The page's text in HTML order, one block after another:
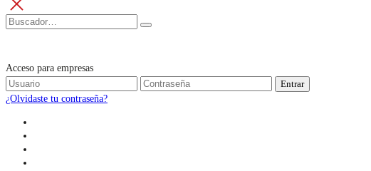
Acceso para empresas
Entrar
¿Olvidaste tu contraseña?